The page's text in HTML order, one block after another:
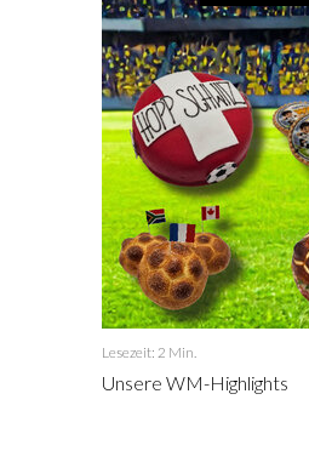
Lesezeit: 2 Min.
Unsere WM-Highlights